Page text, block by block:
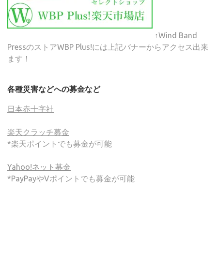
↑Wind Band
PressのストアWBP Plus!には上記バナーからアクセス出来
ます！
各種災害などへの募金など
日本赤十字社
楽天クラッチ募金
*楽天ポイントでも募金が可能
Yahoo!ネット募金
*PayPayやVポイントでも募金が可能